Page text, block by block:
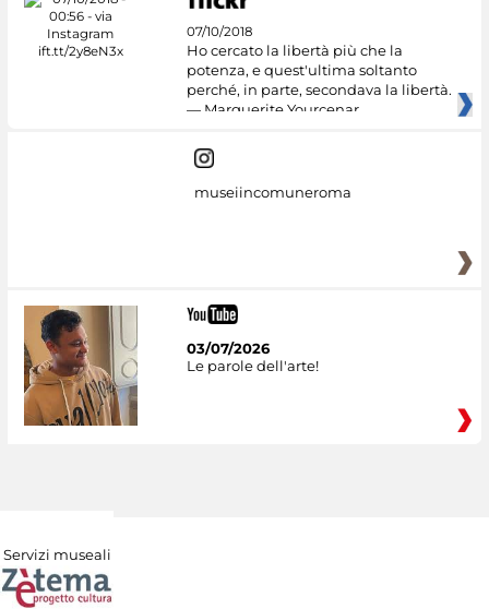
07/10/2018
Ho cercato la libertà più che la
potenza, e quest'ultima soltanto
perché, in parte, secondava la libertà.
— Marguerite Yourcenar
museiincomuneroma
03/07/2026
Le parole dell'arte!
Servizi museali